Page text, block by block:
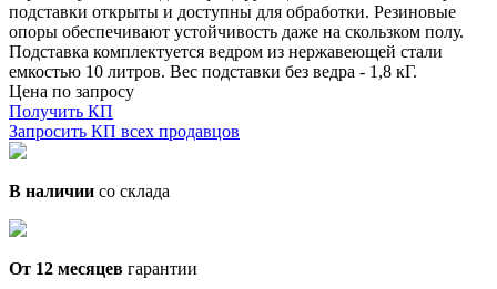
подставки открыты и доступны для обработки. Резиновые
опоры обеспечивают устойчивость даже на скользком полу.
Подставка комплектуется ведром из нержавеющей стали
емкостью 10 литров. Вес подставки без ведра - 1,8 кГ.
Цена по запросу
Получить КП
Запросить КП всех продавцов
В наличии со склада
От 12 месяцев гарантии